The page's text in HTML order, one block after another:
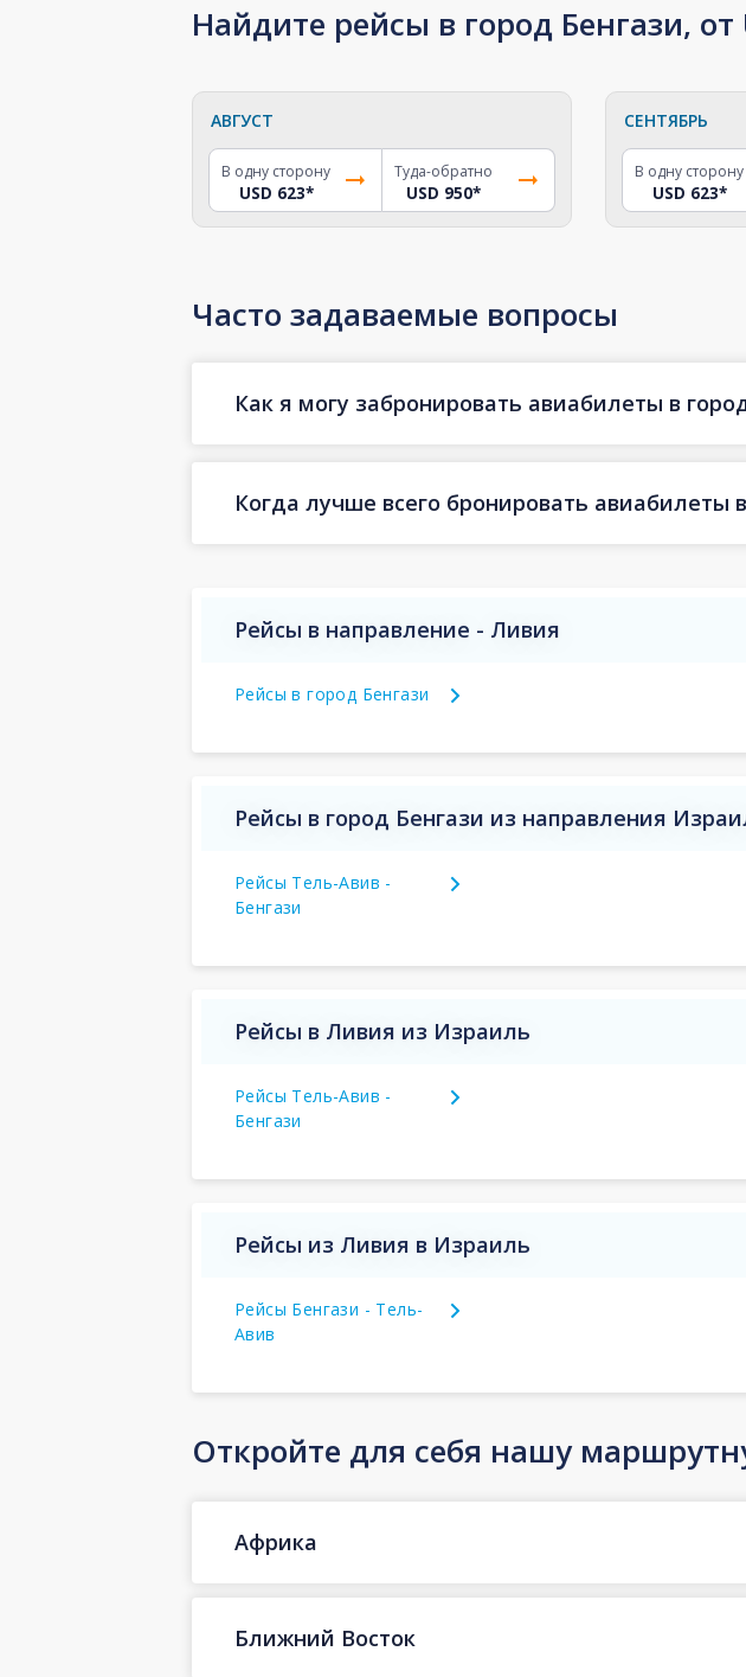
Найдите рейсы в город Бенгази,
АВГУСТ
В одну сторону
USD 623*
Туда-обратно
USD 950*
СЕНТЯБРЬ
В одну сторону
USD 623*
Часто задаваемые вопросы
Как я могу забронировать авиабилеты в
Когда лучше всего бронировать авиабилеты
Рейсы в направление - Ливия
Рейсы в город Бенгази
Рейсы в город Бенгази из направления
Рейсы Тель-Авив -
Бенгази
Рейсы в Ливия из Израиль
Рейсы Тель-Авив -
Бенгази
Рейсы из Ливия в Израиль
Рейсы Бенгази - Тель-
Авив
Откройте для себя нашу
Африка
Ближний Восток